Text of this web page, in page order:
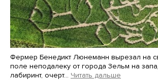
Фермер Бенедикт Люнеманн вырезал на
поле неподалеку от города Зельм на
лабиринт, очерт… Читать дальше